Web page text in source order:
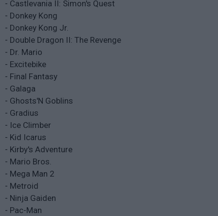
- Castlevania II: Simon's Quest
- Donkey Kong
- Donkey Kong Jr.
- Double Dragon II: The Revenge
- Dr. Mario
- Excitebike
- Final Fantasy
- Galaga
- Ghosts'N Goblins
- Gradius
- Ice Climber
- Kid Icarus
- Kirby's Adventure
- Mario Bros.
- Mega Man 2
- Metroid
- Ninja Gaiden
- Pac-Man